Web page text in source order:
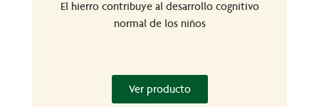
El hierro contribuye al desarrollo cognitivo
normal de los niños
Ver producto